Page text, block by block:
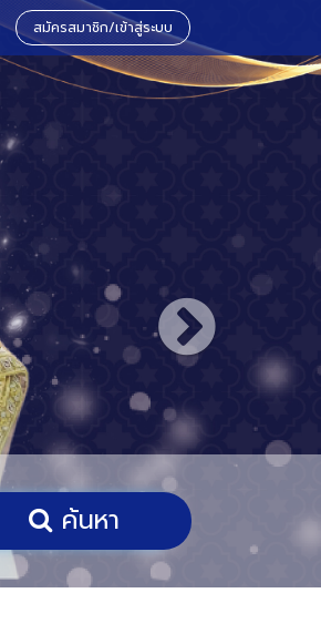
สมัครสมาชิก/เข้าสู่ระบบ
ค้นหา